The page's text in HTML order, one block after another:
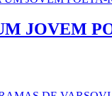
JOVEM